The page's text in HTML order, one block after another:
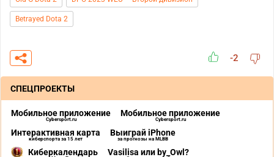
Betrayed Dota 2
-2
СПЕЦПРОЕКТЫ
Мобильное приложение
Cybersport.ru
Мобильное приложение
Cybersport.ru
Интерактивная карта
киберспорта за 15 лет
Выиграй iPhone
за прогнозы на MLBB
Киберкалендарь Vasilisa или by_Owl?